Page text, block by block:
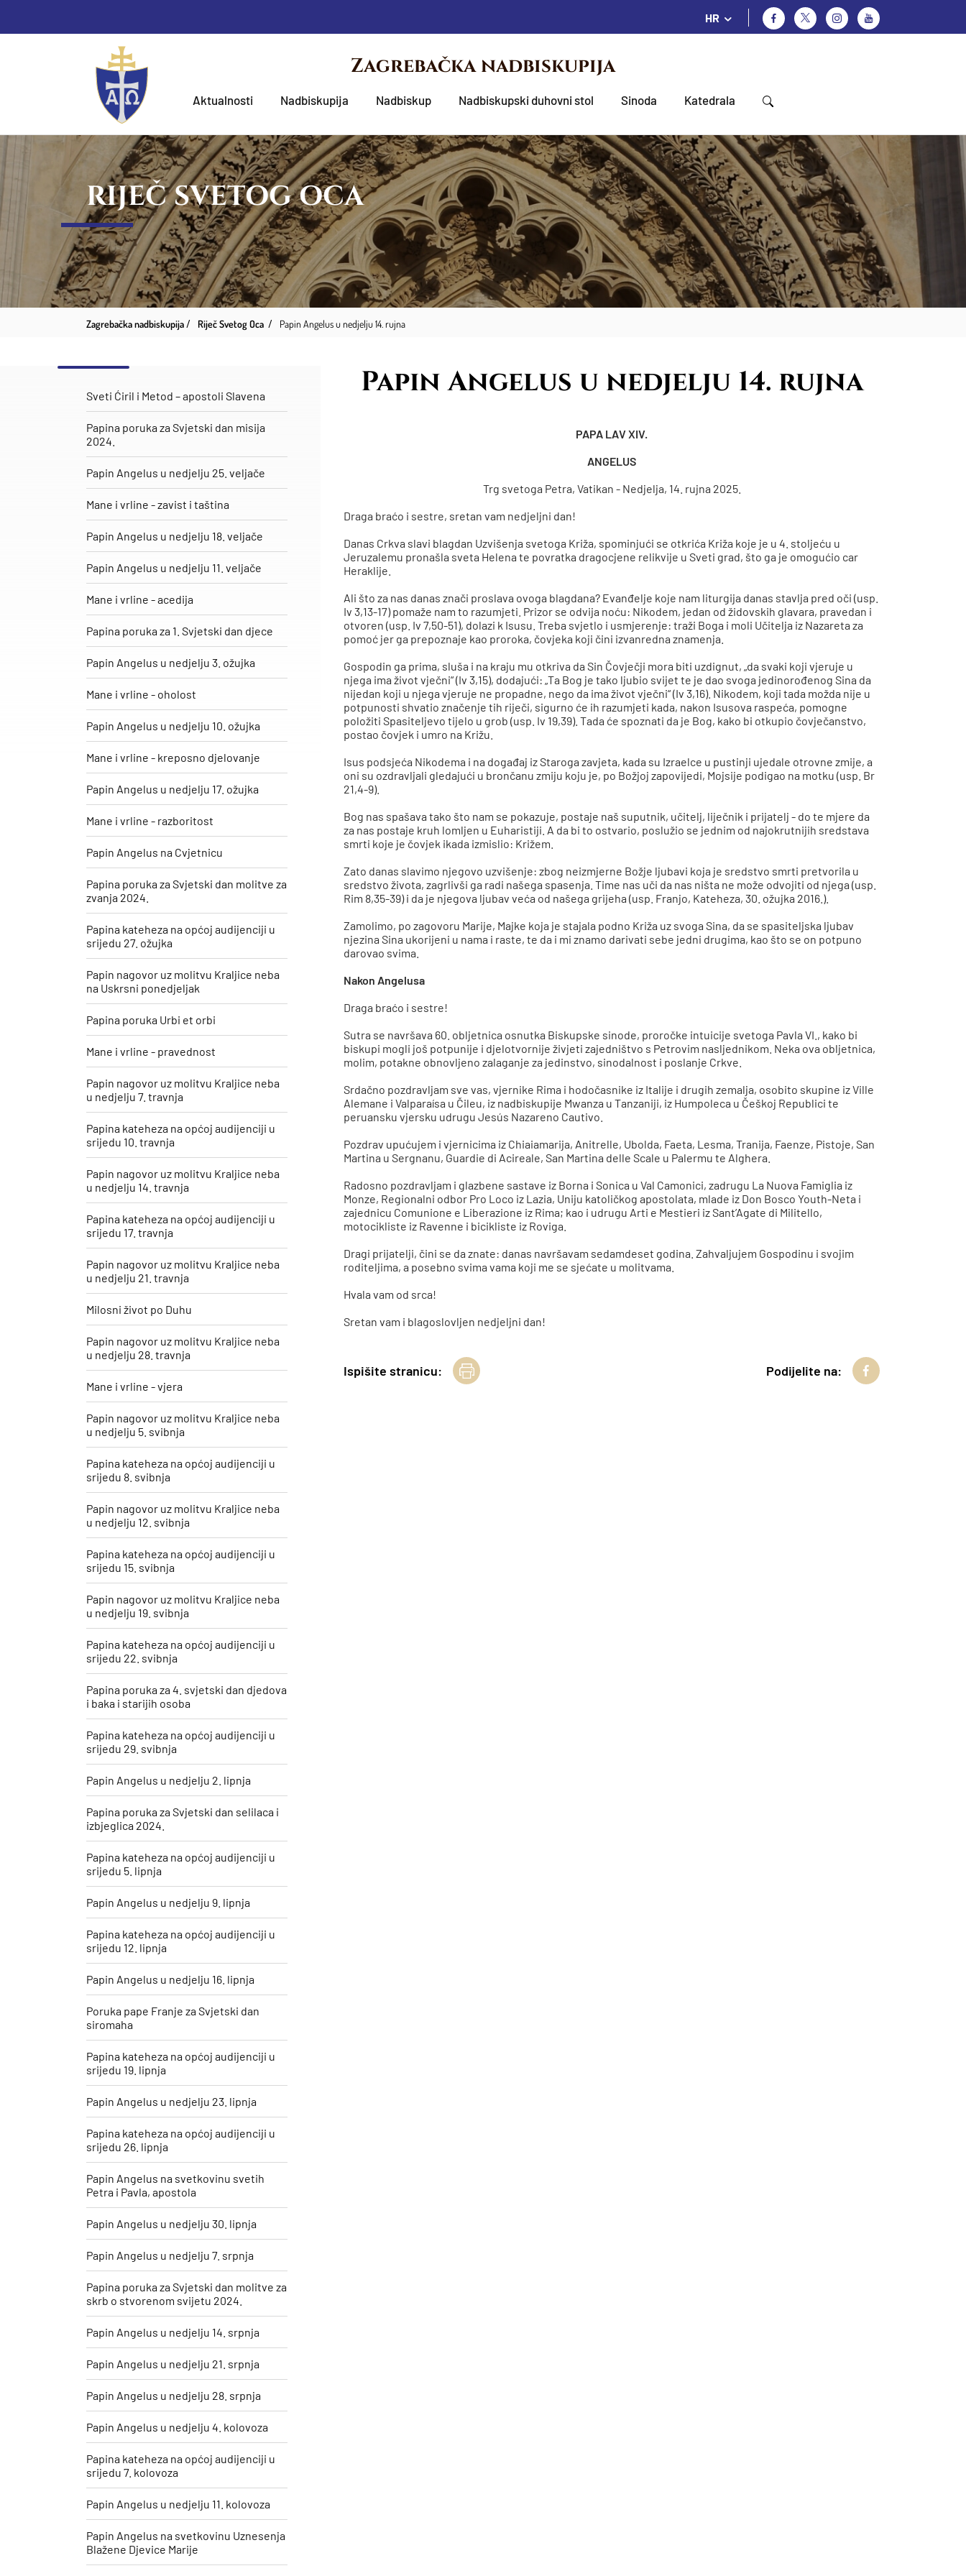
HR
Zagrebačka nadbiskupija
Aktualnosti Nadbiskupija Nadbiskup Nadbiskupski duhovni stol Sinoda Katedrala
RIJEČ SVETOG OCA
Zagrebačka nadbiskupija Riječ Svetog Oca Papin Angelus u nedjelju 14. rujna
Sveti Ćiril i Metod – apostoli Slavena
Papina poruka za Svjetski dan misija
2024.
Papin Angelus u nedjelju 25. veljače
​Mane i vrline - zavist i taština
Papin Angelus u nedjelju 18. veljače
Papin Angelus u nedjelju 11. veljače
Mane i vrline - acedija
Papina poruka za 1. Svjetski dan djece
Papin Angelus u nedjelju 3. ožujka
Mane i vrline - oholost
Papin Angelus u nedjelju 10. ožujka
Mane i vrline - kreposno djelovanje
Papin Angelus u nedjelju 17. ožujka
Mane i vrline - razboritost
Papin Angelus na Cvjetnicu
Papina poruka za Svjetski dan molitve za
zvanja 2024.
Papina kateheza na općoj audijenciji u
srijedu 27. ožujka
Papin nagovor uz molitvu Kraljice neba
na Uskrsni ponedjeljak
Papina poruka Urbi et orbi
Mane i vrline - pravednost
Papin nagovor uz molitvu Kraljice neba
u nedjelju 7. travnja
Papina kateheza na općoj audijenciji u
srijedu 10. travnja
Papin nagovor uz molitvu Kraljice neba
u nedjelju 14. travnja
Papina kateheza na općoj audijenciji u
srijedu 17. travnja
Papin nagovor uz molitvu Kraljice neba
u nedjelju 21. travnja
Milosni život po Duhu
Papin nagovor uz molitvu Kraljice neba
u nedjelju 28. travnja
Mane i vrline - vjera
Papin nagovor uz molitvu Kraljice neba
u nedjelju 5. svibnja
Papina kateheza na općoj audijenciji u
srijedu 8. svibnja
Papin nagovor uz molitvu Kraljice neba
u nedjelju 12. svibnja
Papina kateheza na općoj audijenciji u
srijedu 15. svibnja
Papin nagovor uz molitvu Kraljice neba
u nedjelju 19. svibnja
Papina kateheza na općoj audijenciji u
srijedu 22. svibnja
Papina poruka za 4. svjetski dan djedova
i baka i starijih osoba
Papina kateheza na općoj audijenciji u
srijedu 29. svibnja
Papin Angelus u nedjelju 2. lipnja
Papina poruka za Svjetski dan selilaca i
izbjeglica 2024.
Papina kateheza na općoj audijenciji u
srijedu 5. lipnja
Papin Angelus u nedjelju 9. lipnja
Papina kateheza na općoj audijenciji u
srijedu 12. lipnja
Papin Angelus u nedjelju 16. lipnja
Poruka pape Franje za Svjetski dan
siromaha
Papina kateheza na općoj audijenciji u
srijedu 19. lipnja
Papin Angelus u nedjelju 23. lipnja
Papina kateheza na općoj audijenciji u
srijedu 26. lipnja
Papin Angelus na svetkovinu svetih
Petra i Pavla, apostola
Papin Angelus u nedjelju 30. lipnja
Papin Angelus u nedjelju 7. srpnja
Papina poruka za Svjetski dan molitve za
skrb o stvorenom svijetu 2024.
Papin Angelus u nedjelju 14. srpnja
Papin Angelus u nedjelju 21. srpnja
Papin Angelus u nedjelju 28. srpnja
Papin Angelus u nedjelju 4. kolovoza
Papina kateheza na općoj audijenciji u
srijedu 7. kolovoza
Papin Angelus u nedjelju 11. kolovoza
​Papin Angelus na svetkovinu Uznesenja
Blažene Djevice Marije
Papin Angelus u nedjelju 14. rujna
PAPA LAV XIV.
ANGELUS
Trg svetoga Petra, Vatikan - Nedjelja, 14. rujna 2025.
Draga braćo i sestre, sretan vam nedjeljni dan!
Danas Crkva slavi blagdan Uzvišenja svetoga Križa, spominjući se otkrića Križa koje je u 4. stoljeću u
Jeruzalemu pronašla sveta Helena te povratka dragocjene relikvije u Sveti grad, što ga je omogućio car
Heraklije.
Ali što za nas danas znači proslava ovoga blagdana? Evanđelje koje nam liturgija danas stavlja pred oči (usp.
Iv 3,13-17) pomaže nam to razumjeti. Prizor se odvija noću: Nikodem, jedan od židovskih glavara, pravedan i
otvoren (usp. Iv 7,50-51), dolazi k Isusu. Treba svjetlo i usmjerenje: traži Boga i moli Učitelja iz Nazareta za
pomoć jer ga prepoznaje kao proroka, čovjeka koji čini izvanredna znamenja.
Gospodin ga prima, sluša i na kraju mu otkriva da Sin Čovječji mora biti uzdignut, „da svaki koji vjeruje u
njega ima život vječni“ (Iv 3,15), dodajući: „Ta Bog je tako ljubio svijet te je dao svoga jedinorođenog Sina da
nijedan koji u njega vjeruje ne propadne, nego da ima život vječni“ (Iv 3,16). Nikodem, koji tada možda nije u
potpunosti shvatio značenje tih riječi, sigurno će ih razumjeti kada, nakon Isusova raspeća, pomogne
položiti Spasiteljevo tijelo u grob (usp. Iv 19,39). Tada će spoznati da je Bog, kako bi otkupio čovječanstvo,
postao čovjek i umro na Križu.
Isus podsjeća Nikodema i na događaj iz Staroga zavjeta, kada su Izraelce u pustinji ujedale otrovne zmije, a
oni su ozdravljali gledajući u brončanu zmiju koju je, po Božjoj zapovijedi, Mojsije podigao na motku (usp. Br
21,4-9).
Bog nas spašava tako što nam se pokazuje, postaje naš suputnik, učitelj, liječnik i prijatelj - do te mjere da
za nas postaje kruh lomljen u Euharistiji. A da bi to ostvario, poslužio se jednim od najokrutnijih sredstava
smrti koje je čovjek ikada izmislio: Križem.
Zato danas slavimo njegovo uzvišenje: zbog neizmjerne Božje ljubavi koja je sredstvo smrti pretvorila u
sredstvo života, zagrlivši ga radi našega spasenja. Time nas uči da nas ništa ne može odvojiti od njega (usp.
Rim 8,35-39) i da je njegova ljubav veća od našega grijeha (usp. Franjo, Kateheza, 30. ožujka 2016.).
Zamolimo, po zagovoru Marije, Majke koja je stajala podno Križa uz svoga Sina, da se spasiteljska ljubav
njezina Sina ukorijeni u nama i raste, te da i mi znamo darivati sebe jedni drugima, kao što se on potpuno
darovao svima.
Nakon Angelusa
Draga braćo i sestre!
Sutra se navršava 60. obljetnica osnutka Biskupske sinode, proročke intuicije svetoga Pavla VI., kako bi
biskupi mogli još potpunije i djelotvornije živjeti zajedništvo s Petrovim nasljednikom. Neka ova obljetnica,
molim, potakne obnovljeno zalaganje za jedinstvo, sinodalnost i poslanje Crkve.
Srdačno pozdravljam sve vas, vjernike Rima i hodočasnike iz Italije i drugih zemalja, osobito skupine iz Ville
Alemane i Valparaísa u Čileu, iz nadbiskupije Mwanza u Tanzaniji, iz Humpoleca u Češkoj Republici te
peruansku vjersku udrugu Jesús Nazareno Cautivo.
Pozdrav upućujem i vjernicima iz Chiaiamarija, Anitrelle, Ubolda, Faeta, Lesma, Tranija, Faenze, Pistoje, San
Martina u Sergnanu, Guardie di Acireale, San Martina delle Scale u Palermu te Alghera.
Radosno pozdravljam i glazbene sastave iz Borna i Sonica u Val Camonici, zadrugu La Nuova Famiglia iz
Monze, Regionalni odbor Pro Loco iz Lazia, Uniju katoličkog apostolata, mlade iz Don Bosco Youth-Neta i
zajednicu Comunione e Liberazione iz Rima; kao i udrugu Arti e Mestieri iz Sant’Agate di Militello,
motocikliste iz Ravenne i bicikliste iz Roviga.
Dragi prijatelji, čini se da znate: danas navršavam sedamdeset godina. Zahvaljujem Gospodinu i svojim
roditeljima, a posebno svima vama koji me se sjećate u molitvama.
Hvala vam od srca!
Sretan vam i blagoslovljen nedjeljni dan!
Ispišite stranicu: Podijelite na: